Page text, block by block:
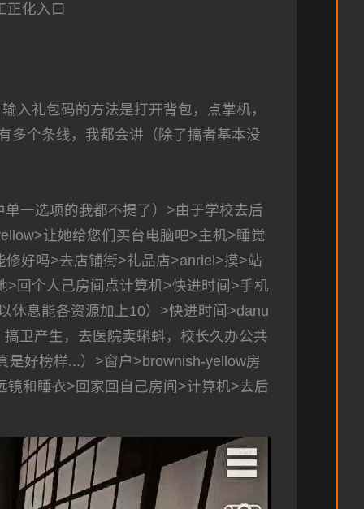
正化入口
礼包码的方法是打开背包，点掌机，
多个条线，我都会讲（除了搞者基本没
一选项的我都不提了）>由于学校去后
让她给您们买台电脑吧>主机>睡觉
好吗>去店铺街>礼品店>anriel>摸>站
回个人己房间点计算机>快进时间>手机
休息能各资源加上10）>快进时间>danu
卫产生，去医院卖蝌蚪，校长久办公共
是好榜样...）>窗户>brownish-yellow房
和睡衣>回家回自己房间>计算机>去后